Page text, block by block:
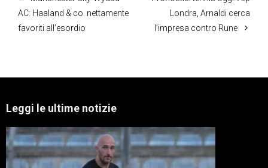
AC: Haaland & co. nettamente
favoriti all’esordio
Londra, Arnaldi cerca
l’impresa contro Rune
Leggi le ultime notizie